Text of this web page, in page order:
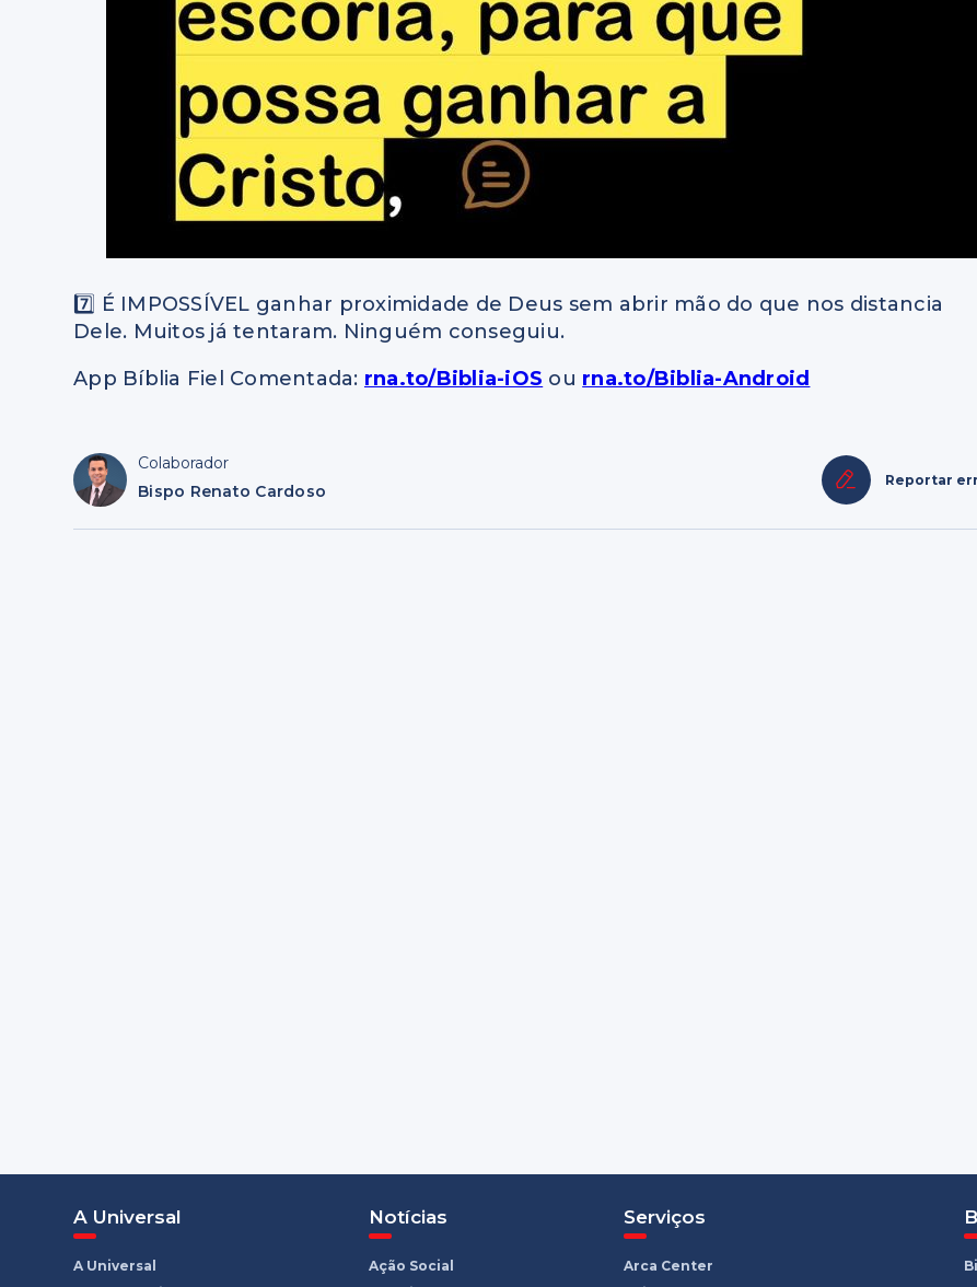
7️⃣ É IMPOSSÍVEL ganhar proximidade de Deus sem abrir mão do que nos distancia
Dele. Muitos já tentaram. Ninguém conseguiu.
App Bíblia Fiel Comentada: rna.to/Biblia-iOS ou rna.to/Biblia-Android
Colaborador
Bispo Renato Cardoso
Reportar
A Universal
A Universal
Notícias
Ação Social
Serviços
Arca Center